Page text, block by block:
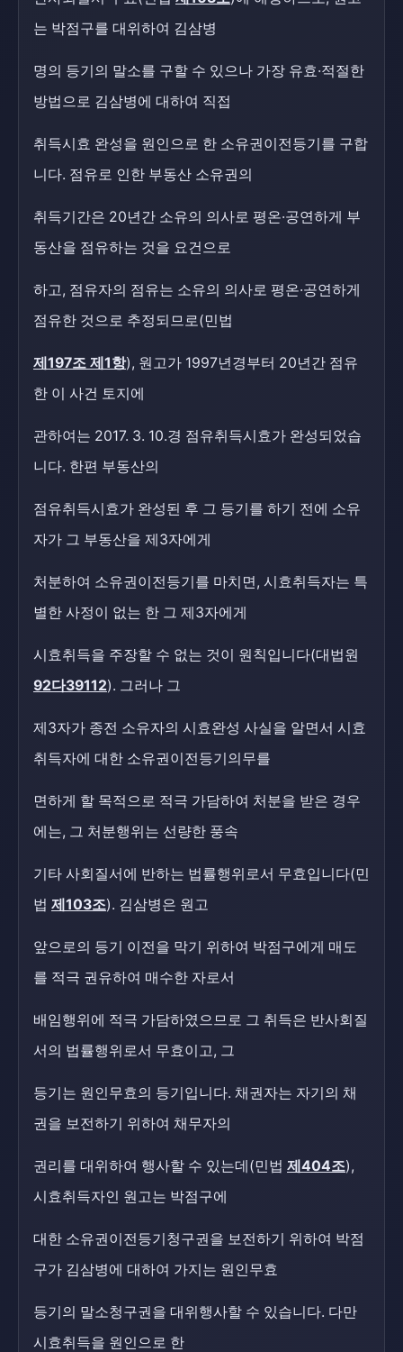
는 박점구를 대위하여 김삼병
명의 등기의 말소를 구할 수 있으나 가장 유효·적절한
방법으로 김삼병에 대하여 직접
취득시효 완성을 원인으로 한 소유권이전등기를 구합
니다. 점유로 인한 부동산 소유권의
취득기간은 20년간 소유의 의사로 평온·공연하게 부
동산을 점유하는 것을 요건으로
하고, 점유자의 점유는 소유의 의사로 평온·공연하게
점유한 것으로 추정되므로(민법
제197조 제1항), 원고가 1997년경부터 20년간 점유
한 이 사건 토지에
관하여는 2017. 3. 10.경 점유취득시효가 완성되었습
니다. 한편 부동산의
점유취득시효가 완성된 후 그 등기를 하기 전에 소유
자가 그 부동산을 제3자에게
처분하여 소유권이전등기를 마치면, 시효취득자는 특
별한 사정이 없는 한 그 제3자에게
시효취득을 주장할 수 없는 것이 원칙입니다(대법원
92다39112). 그러나 그
제3자가 종전 소유자의 시효완성 사실을 알면서 시효
취득자에 대한 소유권이전등기의무를
면하게 할 목적으로 적극 가담하여 처분을 받은 경우
에는, 그 처분행위는 선량한 풍속
기타 사회질서에 반하는 법률행위로서 무효입니다(민
법 제103조). 김삼병은 원고
앞으로의 등기 이전을 막기 위하여 박점구에게 매도
를 적극 권유하여 매수한 자로서
배임행위에 적극 가담하였으므로 그 취득은 반사회질
서의 법률행위로서 무효이고, 그
등기는 원인무효의 등기입니다. 채권자는 자기의 채
권을 보전하기 위하여 채무자의
권리를 대위하여 행사할 수 있는데(민법 제404조),
시효취득자인 원고는 박점구에
대한 소유권이전등기청구권을 보전하기 위하여 박점
구가 김삼병에 대하여 가지는 원인무효
등기의 말소청구권을 대위행사할 수 있습니다. 다만
시효취득을 원인으로 한